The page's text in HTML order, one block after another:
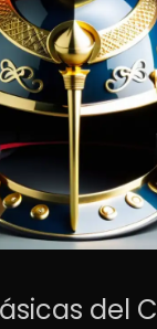
del